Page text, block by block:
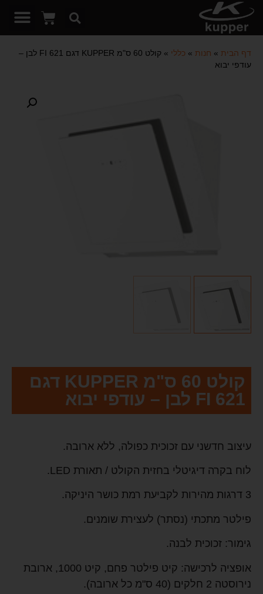
קולט 60 ס"מ KUPPER דגם
FI 621 לבן – עודפי יבוא
עיצוב חדשני עם זכוכית כפולה, ללא ארובה.
לוח בקרה דיגיטלי בחזית הקולט / תאורת LED.
3 דרגות מהירות לקביעת רמת כושר היניקה.
פילטר מתכתי (נסתר) לעצירת שומנים.
גימור: זכוכית לבנה.
אופציה לרכישה: קיט פילטר פחם, קיט 1000, ארובת
נירוסטה 2 חלקים (40 ס"מ כל ארובה).
דף הבית » חנות » כללי »
קולט 60 ס"מ KUPPER דגם FI 621 לבן –
עודפי יבוא